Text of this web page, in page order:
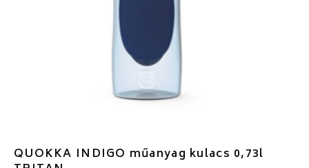
QUOKKA INDIGO műanyag kulacs 0,73l